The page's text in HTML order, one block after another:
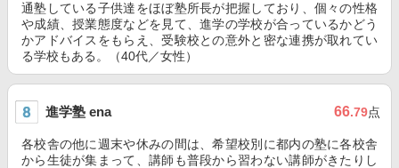
通塾している子供達をほぼ塾所長が把握しており、個々の性格
や成績、授業態度などを見て、進学の学校が合っているかどう
かアドバイスをもらえ、受験校との意外と密な連携が取れてい
る学校もある。（40代／女性）
進学塾 ena 66.79点
各校舎の他に週末や休みの間は、希望校別に都内の塾に各校舎
から生徒が集まって、講師も普段から習わない講師がきたりし